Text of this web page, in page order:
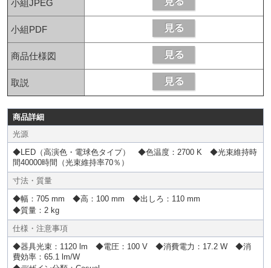
小組JPEG
小組PDF
商品仕様図
取説
商品詳細
光源
◆LED（高演色・電球色タイプ） ◆色温度：2700 K ◆光束維持時
間40000時間（光束維持率70％）
寸法・質量
◆幅：705 mm ◆高：100 mm ◆出しろ：110 mm
◆質量：2 kg
仕様・注意事項
◆器具光束：1120 lm ◆電圧：100 V ◆消費電力：17.2 W ◆消
費効率：65.1 lm/W